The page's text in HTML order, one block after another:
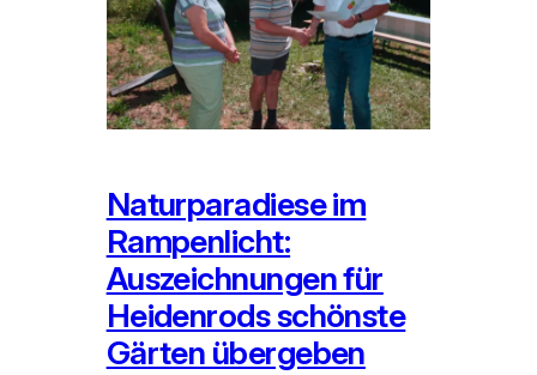
Naturparadiese im
Rampenlicht:
Auszeichnungen für
Heidenrods schönste
Gärten übergeben